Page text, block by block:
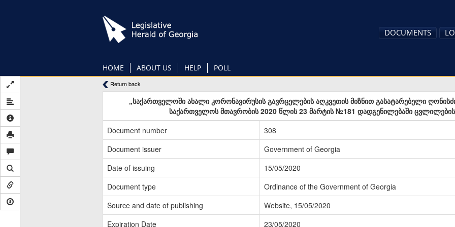
HOME ABOUT US HELP POLL
DOCUMENTS
Return back
„საქართველოში ახალი კორონავირუსის გავრცელების აღკვეთის მიზნით გასატარებელი
საქართველოს მთავრობის 2020 წლის 23 მარტის №181 დადგენილებაში ცვლილების
Document number
308
Document issuer
Government of Georgia
Date of issuing
15/05/2020
Document type
Ordinance of the Government of Georgia
Source and date of publishing
Website, 15/05/2020
Expiration Date
23/05/2020